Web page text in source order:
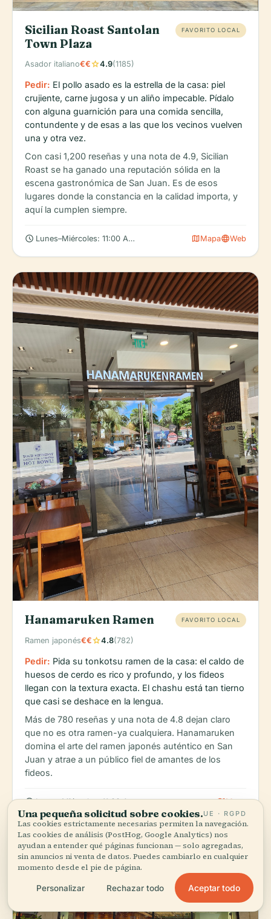
Sicilian Roast Santolan
Town Plaza
FAVORITO LOCAL
Asador italiano€€star4.9(1185)
Pedir: El pollo asado es la estrella de la casa: piel
crujiente, carne jugosa y un aliño impecable. Pídalo
con alguna guarnición para una comida sencilla,
contundente y de esas a las que los vecinos vuelven
una y otra vez.
Con casi 1,200 reseñas y una nota de 4.9, Sicilian
Roast se ha ganado una reputación sólida en la
escena gastronómica de San Juan. Es de esos
lugares donde la constancia en la calidad importa, y
aquí la cumplen siempre.
schedule Lunes–Miércoles: 11:00 AM – 9:00 PM mapMapalanguageWeb
Hanamaruken Ramen FAVORITO LOCAL
Ramen japonés€€star4.8(782)
Pedir: Pida su tonkotsu ramen de la casa: el caldo de
huesos de cerdo es rico y profundo, y los fideos
llegan con la textura exacta. El chashu está tan tierno
que casi se deshace en la lengua.
Más de 780 reseñas y una nota de 4.8 dejan claro
que no es otra ramen-ya cualquiera. Hanamaruken
domina el arte del ramen japonés auténtico en San
Juan y atrae a un público fiel de amantes de los
fideos.
schedule Lunes–Miércoles: 11:00 AM – 10:00 PM mapMapa
Una pequeña solicitud sobre cookies.UE · RGPD
Las cookies estrictamente necesarias permiten la navegación.
Las cookies de análisis (PostHog, Google Analytics) nos
ayudan a entender qué páginas funcionan — solo agregadas,
sin anuncios ni venta de datos. Puedes cambiarlo en cualquier
momento desde el pie de página.
Personalizar Rechazar todo Aceptar todo